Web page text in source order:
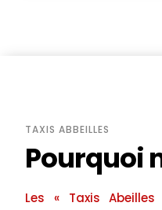
TAXIS ABBEILLES
Pourquoi
Les « Taxis